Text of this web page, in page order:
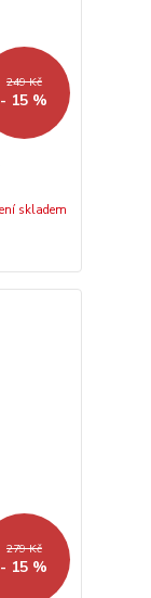
249 Kč
- 15 %
skladem
279 Kč
- 15 %